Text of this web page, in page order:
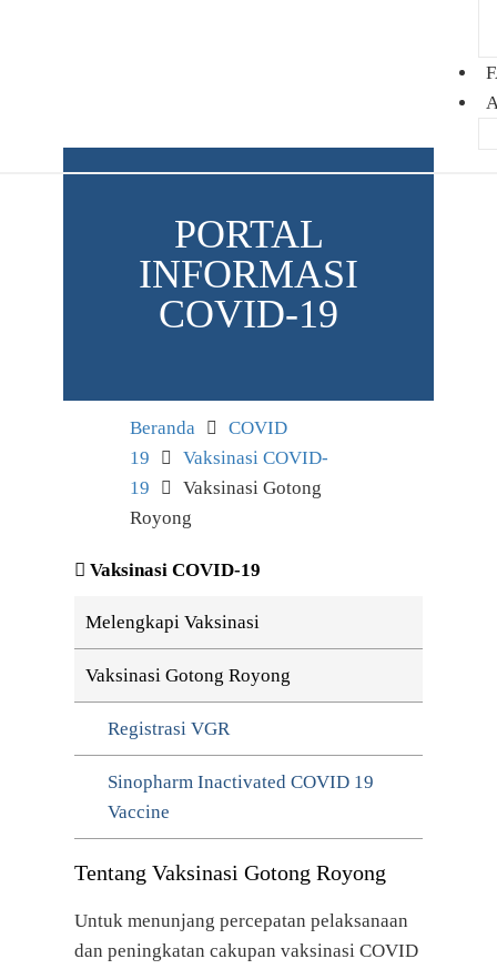
PORTAL
INFORMASI
COVID-19
Beranda
COVID
19
Vaksinasi COVID-
19
Vaksinasi Gotong
Royong
Vaksinasi COVID-19
Melengkapi Vaksinasi
Vaksinasi Gotong Royong
Registrasi VGR
Sinopharm Inactivated COVID 19
Vaccine
Tentang Vaksinasi Gotong Royong
Untuk menunjang percepatan pelaksanaan
dan peningkatan cakupan vaksinasi COVID